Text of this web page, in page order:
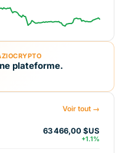
plateforme.
Voir tout →
63 466,00 $US
+1.1%